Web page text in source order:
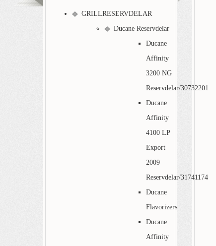
GRILLRESERVDELAR
Ducane Reservdelar
Ducane
Affinity
3200 NG
Reservdelar/30732201
Ducane
Affinity
4100 LP
Export
2009
Reservdelar/31741174
Ducane
Flavorizers
Ducane
Affinity